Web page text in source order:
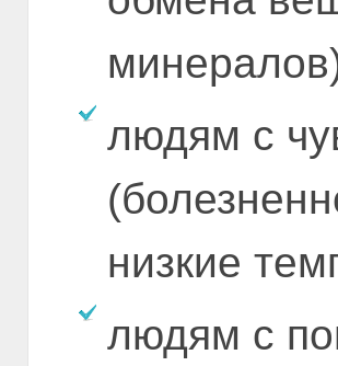
людям с
низкие
людям с